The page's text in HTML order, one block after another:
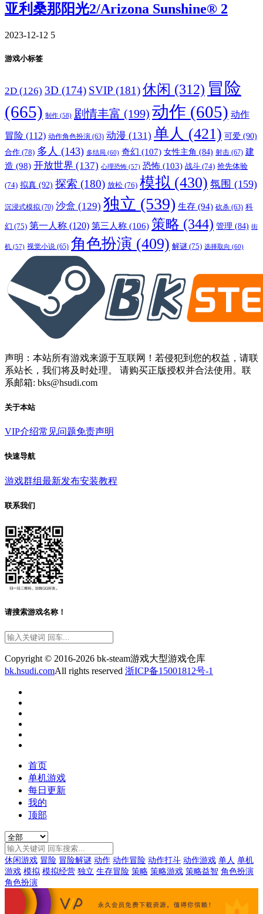
亚利桑那阳光2/Arizona Sunshine® 2
2023-12-12 5
游戏小标签
2D (126) 3D (174) SVIP (181)休闲 (312) 冒险
(665) 制作 (58) 剧情丰富 (199) 动作 (605) 动作
冒险 (112) 动作角色扮演 (63) 动漫 (131) 单人 (421) 可爱 (90)
合作 (78) 多人 (143) 多结局 (60) 奇幻 (107) 女性主角 (84) 射击 (67) 建
造 (98) 开放世界 (137) 心理恐怖 (57) 恐怖 (103) 战斗 (74) 抢先体验
(74) 拟真 (92) 探索 (180) 放松 (76) 模拟 (430) 氛围 (159)
沉浸式模拟 (70) 沙盒 (129) 独立 (539) 生存 (94) 砍杀 (63) 科
幻 (75) 第一人称 (120) 第三人称 (106) 策略 (344) 管理 (84) 街
机 (57) 视觉小说 (65) 角色扮演 (409) 解谜 (75) 选择取向 (60)
声明：本站所有游戏来源于互联网！若侵犯到您的权益，请联
系站长，我们将及时处理。 请购买正版授权并合法使用。联
系邮箱: bks@hsudi.com
关于本站
VIP介绍常见问题免责声明
快速导航
游戏群组最新发布安装教程
联系我们
请搜索游戏名称！
Copyright © 2016-2026 bk-steam游戏大型游戏仓库
bk.hsudi.comAll rights reserved 浙ICP备15001812号-1
首页
单机游戏
每日更新
我的
顶部
休闲游戏 冒险 冒险解谜 动作 动作冒险 动作打斗 动作游戏 单人 单机
游戏 模拟 模拟经营 独立 生存冒险 策略 策略游戏 策略益智 角色扮演
角色扮演